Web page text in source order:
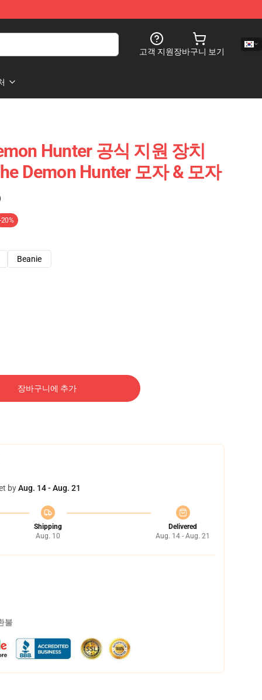
고객 지원장바구니 보기
Hunter 공식 지원 장치
Demon Hunter 모자 & 모자
-20%
Beanie
장바구니에 추가
byAug. 14 - Aug. 21
Shipping
Aug. 10
Delivered
Aug. 14 - Aug. 21
불